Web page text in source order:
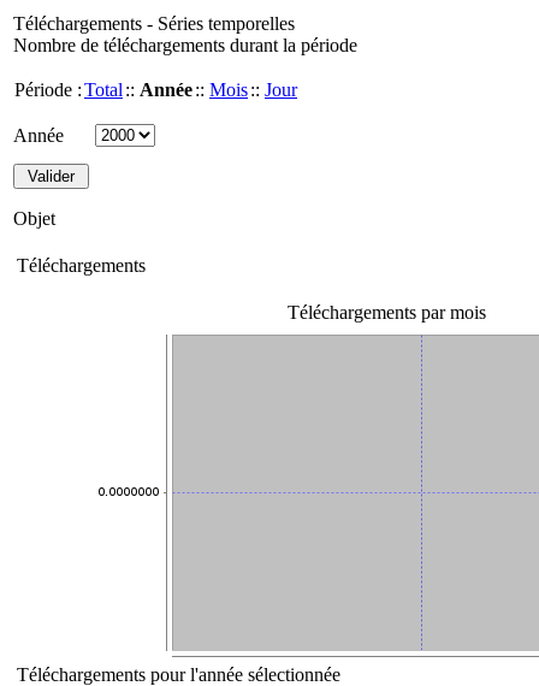
Téléchargements - Séries temporelles
Nombre de téléchargements durant la période
Période :Total :: Année:: Mois:: Jour
Année
Objet
Téléchargements
Téléchargements par mois
Téléchargements pour l'année sélectionnée